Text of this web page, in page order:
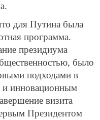
для Путина была
программа.
президиума
было
подходами в
и инновационным
визита
Президентом